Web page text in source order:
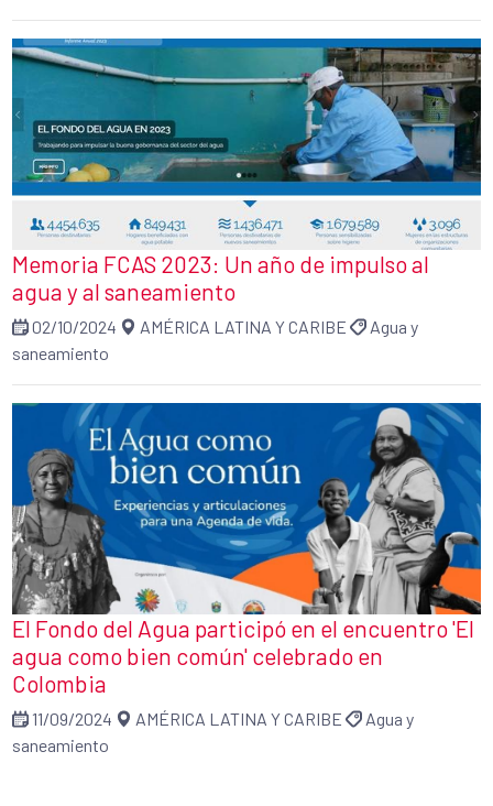
Memoria FCAS 2023: Un año de impulso al
agua y al saneamiento
02/10/2024 AMÉRICA LATINA Y CARIBE
Agua y
saneamiento
El Fondo del Agua participó en el encuentro 'El
agua como bien común' celebrado en
Colombia
11/09/2024 AMÉRICA LATINA Y CARIBE
Agua y
saneamiento